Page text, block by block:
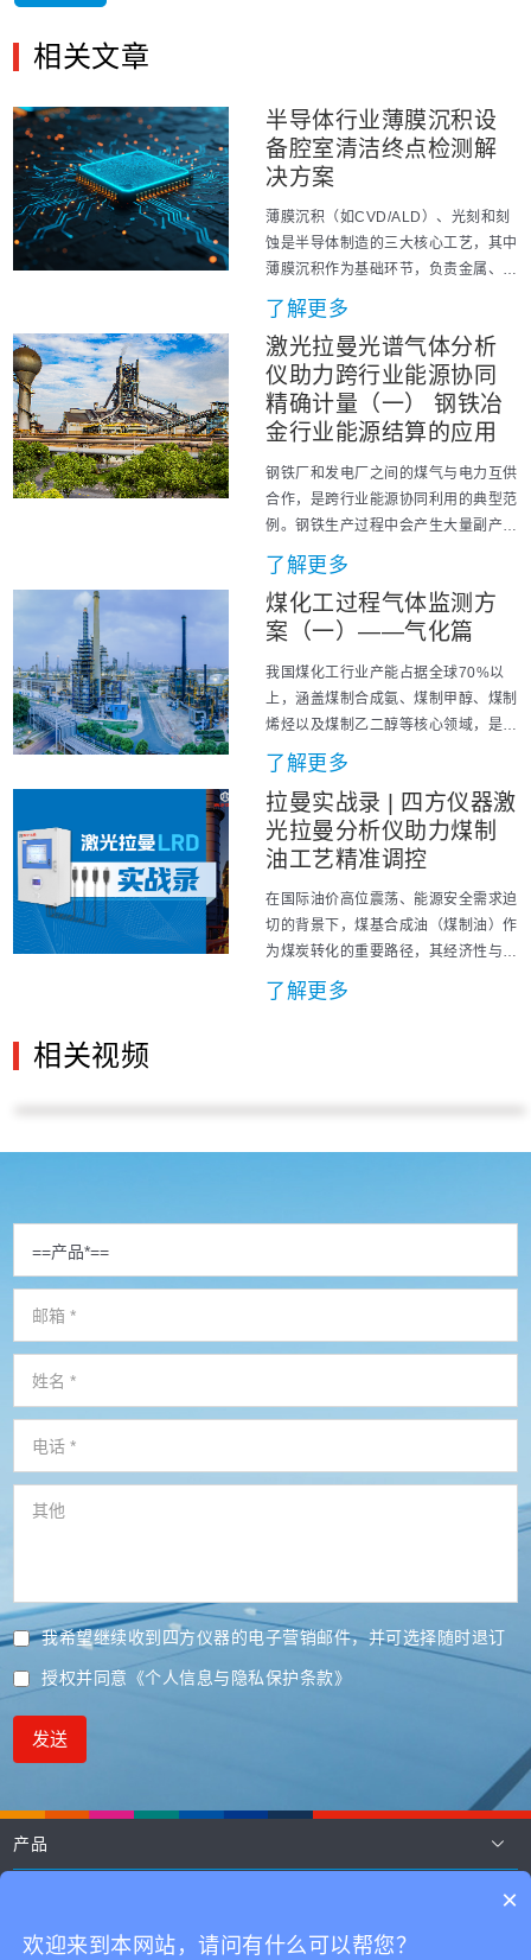
相关文章
半导体行业薄膜沉积设
备腔室清洁终点检测解
决方案
薄膜沉积（如CVD/ALD）、光刻和刻
蚀是半导体制造的三大核心工艺，其中
薄膜沉积作为基础环节，负责金属、介
质及半导体薄膜的制备。为确保薄膜沉
积工艺的稳定性，需定期使用NF₃对腔
室进行清洁，以去除积聚的聚合物材
料。
了解更多
激光拉曼光谱气体分析
仪助力跨行业能源协同
精确计量（一） 钢铁冶
金行业能源结算的应用
钢铁厂和发电厂之间的煤气与电力互供
合作，是跨行业能源协同利用的典型范
例。钢铁生产过程中会产生大量副产煤
气，包括高炉煤气、焦炉煤气和转炉煤
气等，这些煤气富含较高热值，是优质
的能源资源。与此同时，发电厂需要稳
定的燃料供应以维持电力生产。钢铁行
产成本中占据较高比例。通过这种合作
模式，...
了解更多
煤化工过程气体监测方
案（一）——气化篇
我国煤化工行业产能占据全球70%以
上，涵盖煤制合成氨、煤制甲醇、煤制
烯烃以及煤制乙二醇等核心领域，是
“富煤少气贫油”国情下保障能源安全与
化工原料供给的战略性产业。 煤气化
是煤化工产业链的工艺“龙头”与核心技
术，它通过在高温高压条件下，让固体
煤炭与气化剂（如氧气、水蒸气等）产
要成分的粗...
了解更多
拉曼实战录 | 四方仪器激
光拉曼分析仪助力煤制
油工艺精准调控
在国际油价高位震荡、能源安全需求迫
切的背景下，煤基合成油（煤制油）作
为煤炭转化的重要路径，其经济性与
“安稳长满优”运行对保障国家能源安全
愈发关键。生产过程的精细化监控直接
了解更多
相关视频
我希望继续收到四方仪器的电子营销邮件，并可选择随时退订
授权并同意 《个人信息与隐私保护条款》
发送
产品
技术
×
欢迎来到本网站，请问有什么可以帮您？